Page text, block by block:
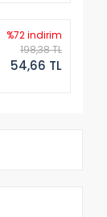
%72 indirim
198,38 TL
54,66 TL